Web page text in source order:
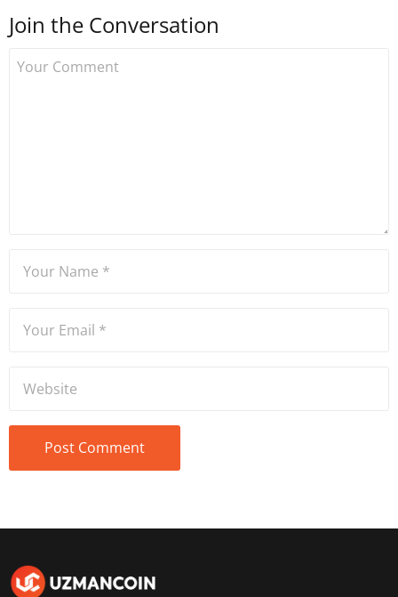
Join the Conversation